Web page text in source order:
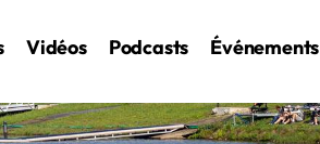
Vidéos Podcasts Événements